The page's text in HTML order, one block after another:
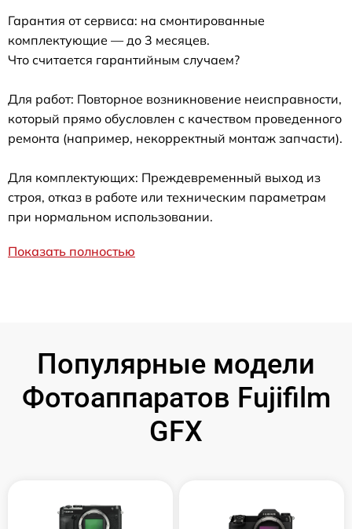
Гарантия от сервиса: на смонтированные
комплектующие — до 3 месяцев.
Что считается гарантийным случаем?
Для работ: Повторное возникновение неисправности,
который прямо обусловлен с качеством проведенного
ремонта (например, некорректный монтаж запчасти).
Для комплектующих: Преждевременный выход из
строя, отказ в работе или техническим параметрам
при нормальном использовании.
Показать полностью
Популярные модели
Фотоаппаратов Fujifilm
GFX